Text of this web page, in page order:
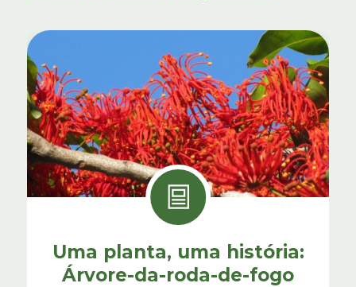
Uma planta, uma história:
Árvore-da-roda-de-fogo